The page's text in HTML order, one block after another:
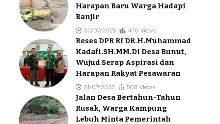
Harapan Baru Warga Hadapi
Banjir
02/07/2025 470 Views
Reses DPR RI DR.H.Muhammad
Kadafi.SH.MM.Di Desa Bunut,
Wujud Serap Aspirasi dan
Harapan Rakyat Pesawaran
01/07/2025 508 Views
Jalan Desa Bertahun-Tahun
Rusak, Warga Kampung
Lebuh Minta Pemerintah